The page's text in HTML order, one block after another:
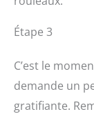
Étape 3
C’est le
demande un
gratifiante.